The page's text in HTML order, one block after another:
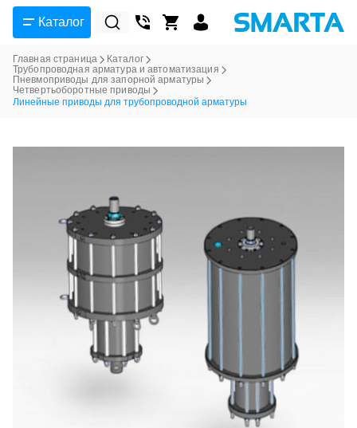
Каталог
Главная страница
Каталог
Трубопроводная арматура и автоматизация
Пневмоприводы для запорной арматуры
Четвертьоборотные приводы
Линейные приводы для трубопроводной арматуры